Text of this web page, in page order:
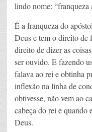
lindo nome: “franqueza
É a franqueza do
Deus e tem o direito de
direito de dizer as
ser ouvido. E fazendo
falava ao rei e obtinha
inflexão na linha de
obtivesse, não vem ao
cabeça do rei e quando
Deus.